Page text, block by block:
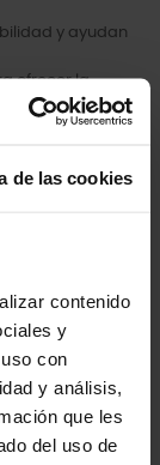
de las cookies
contenido
y
con
y análisis,
que les
del uso de
y ayudan
ofrecer la
este